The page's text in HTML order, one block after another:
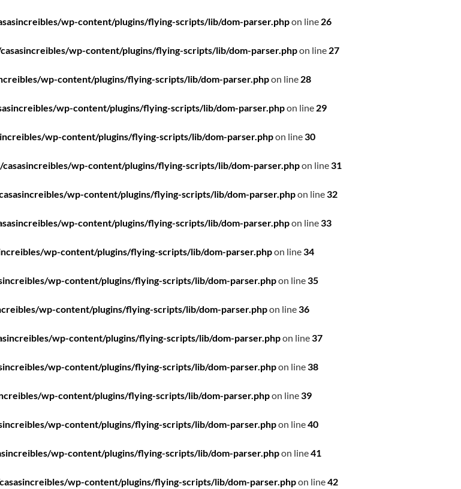
wp-content/plugins/flying-scripts/lib/dom-parser.phpon line 26
wp-content/plugins/flying-scripts/lib/dom-parser.phpon line 27
wp-content/plugins/flying-scripts/lib/dom-parser.phpon line 28
wp-content/plugins/flying-scripts/lib/dom-parser.phpon line 29
wp-content/plugins/flying-scripts/lib/dom-parser.phpon line30
wp-content/plugins/flying-scripts/lib/dom-parser.phpon line31
wp-content/plugins/flying-scripts/lib/dom-parser.phpon line32
wp-content/plugins/flying-scripts/lib/dom-parser.phpon line33
wp-content/plugins/flying-scripts/lib/dom-parser.phpon line34
wp-content/plugins/flying-scripts/lib/dom-parser.phpon line35
wp-content/plugins/flying-scripts/lib/dom-parser.phpon line36
wp-content/plugins/flying-scripts/lib/dom-parser.phpon line37
wp-content/plugins/flying-scripts/lib/dom-parser.phpon line38
wp-content/plugins/flying-scripts/lib/dom-parser.phpon line39
wp-content/plugins/flying-scripts/lib/dom-parser.phpon line40
wp-content/plugins/flying-scripts/lib/dom-parser.phpon line41
wp-content/plugins/flying-scripts/lib/dom-parser.phpon line42